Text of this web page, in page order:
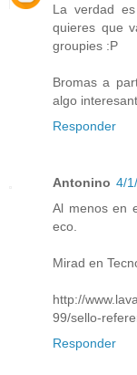
La verdad
quieres que
groupies :P
Bromas a
algo
Responder
Antonino 4/
Al menos en
eco.
Mirad en
http://
99/sello-
Responder